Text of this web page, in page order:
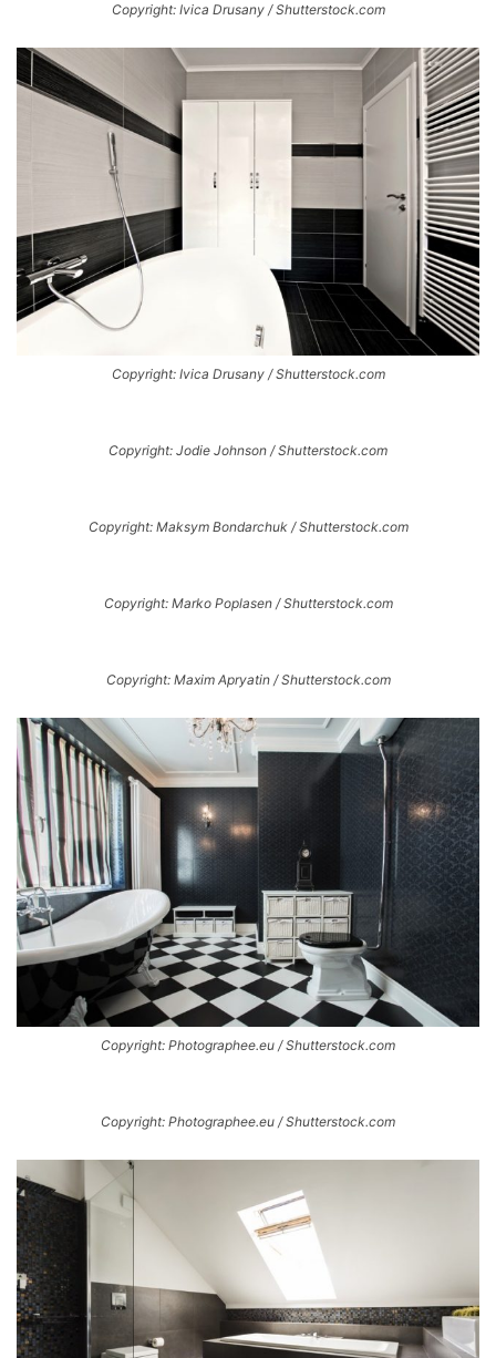
Copyright: Ivica Drusany / Shutterstock.com
Copyright: Ivica Drusany / Shutterstock.com
Copyright: Jodie Johnson / Shutterstock.com
Copyright: Maksym Bondarchuk / Shutterstock.com
Copyright: Marko Poplasen / Shutterstock.com
Copyright: Maxim Apryatin / Shutterstock.com
Copyright: Photographee.eu / Shutterstock.com
Copyright: Photographee.eu / Shutterstock.com